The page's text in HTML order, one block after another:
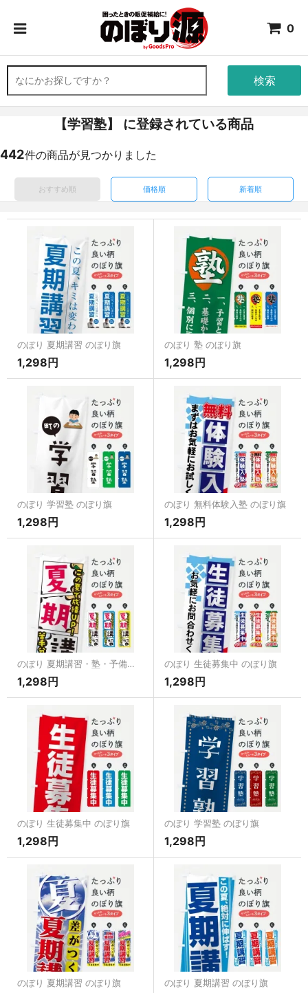
0
検索
【学習塾】 に登録されている商品
442件の商品が見つかりました
おすすめ順 価格順 新着順
のぼり 夏期講習 のぼり旗
1,298円
のぼり 塾 のぼり旗
1,298円
のぼり 学習塾 のぼり旗
1,298円
のぼり 無料体験入塾 のぼり旗
1,298円
のぼり 夏期講習・塾・予備校 のぼり旗
1,298円
のぼり 生徒募集中 のぼり旗
1,298円
のぼり 生徒募集中 のぼり旗
1,298円
のぼり 学習塾 のぼり旗
1,298円
のぼり 夏期講習 のぼり旗 のぼり 夏期講習 のぼり旗